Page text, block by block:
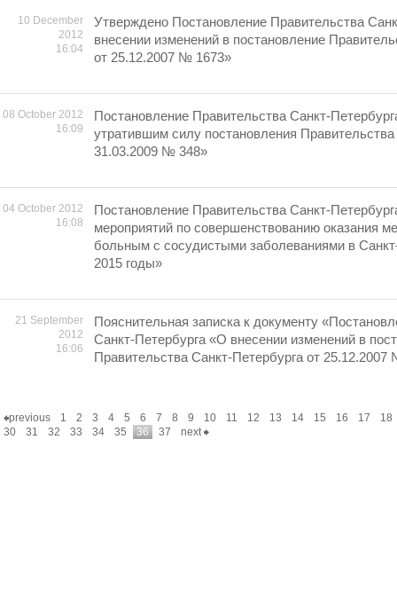
10 December
2012
16:04
Утверждено Постановление Правительства
внесении изменений в постановление
от 25.12.2007 № 1673»
08 October 2012
16:09
Постановление Правительства Санкт-
утратившим силу постановления
31.03.2009 № 348»
04 October 2012
16:08
Постановление Правительства Санкт-
мероприятий по совершенствованию оказания
больным с сосудистыми заболеваниями в
2015 годы»
21 September
2012
16:06
Пояснительная записка к документу
Санкт-Петербурга «О внесении изменений в
Правительства Санкт-Петербурга от 25.12.2007
previous 1 2 3 4 5 6 7 8 9 10 11 12 13 14 15 16 17
18
30
31 32 33 34 35 36 37 next